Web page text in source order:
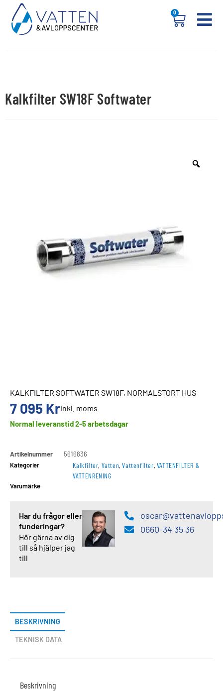
0
Kalkfilter SW18F Softwater
KALKFILTER SOFTWATER SW18F, NORMALSTORT HUS
7 095 Krinkl. moms
Normal leveranstid 2-5 arbetsdagar
Artikelnummer
5616836
Kategorier
Kalkfilter, Vatten,Vattenfilter, VATTENFILTER &
VATTENRENING
Varumärke
Har du frågor eller
funderingar?
Hör gärna av dig
till så hjälper jag
till
0660-34 35 36
BESKRIVNING
TEKNISK DATA
Beskrivning